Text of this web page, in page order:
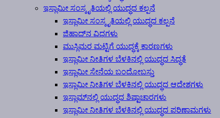
ಇಸ್ಲಾಮೀ ಸಂಸ್ಕೃತಿಯಲ್ಲಿ ಯುದ್ಧದ ಕಲ್ಪನೆ
ಇಸ್ಲಾಮೀ ಸಂಸ್ಕೃತಿಯಲ್ಲಿ ಯುದ್ಧದ ಕಲ್ಪನೆ
ಜಿಹಾದ್‍ನ ವಿಧಗಳು
ಮುಸ್ಲಿಮರ ಮಟ್ಟಿಗೆ ಯುದ್ಧಕ್ಕೆ ಕಾರಣಗಳು
ಇಸ್ಲಾಮೀ ನೀತಿಗಳ ಬೆಳಕಿನಲ್ಲಿ ಯುದ್ಧದ ಸಿದ್ಧತೆ
ಇಸ್ಲಾಮೀ ಸೇನೆಯ ಬಂದೋಬಸ್ತು
ಇಸ್ಲಾಮೀ ನೀತಿಗಳ ಬೆಳಕಿನಲ್ಲಿ ಯುದ್ಧದ ಆದೇಶಗಳು
ಇಸ್ಲಾಮ್‍ನಲ್ಲಿ ಯುದ್ಧದ ಶಿಷ್ಟಾಚಾರಗಳು
ಇಸ್ಲಾಮೀ ನೀತಿಗಳ ಬೆಳಕಿನಲ್ಲಿ ಯುದ್ಧದ ಪರಿಣಾಮಗಳು